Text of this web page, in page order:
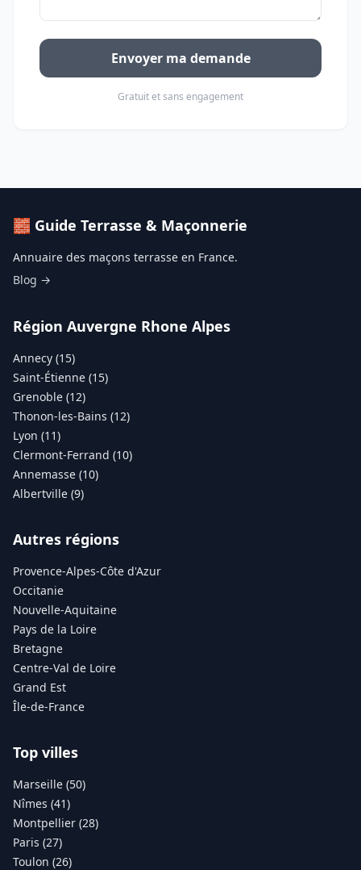
Envoyer ma demande
Gratuit et sans engagement
🧱 Guide Terrasse & Maçonnerie
Annuaire des maçons terrasse en France.
Blog →
Région Auvergne Rhone Alpes
Annecy (15)
Saint-Étienne (15)
Grenoble (12)
Thonon-les-Bains (12)
Lyon (11)
Clermont-Ferrand (10)
Annemasse (10)
Albertville (9)
Autres régions
Provence-Alpes-Côte d'Azur
Occitanie
Nouvelle-Aquitaine
Pays de la Loire
Bretagne
Centre-Val de Loire
Grand Est
Île-de-France
Top villes
Marseille (50)
Nîmes (41)
Montpellier (28)
Paris (27)
Toulon (26)